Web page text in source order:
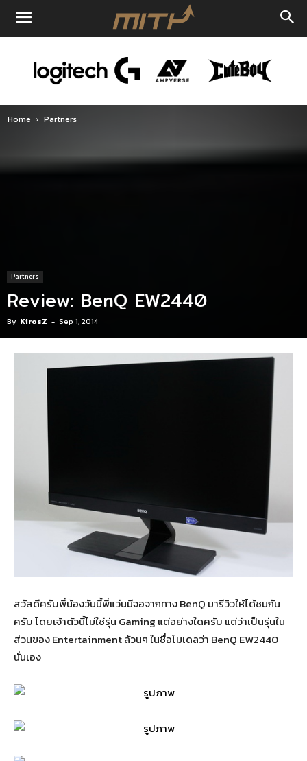
Home Partners
Partners
Review: BenQ EW2440
By KirosZ - Sep 1, 2014
สวัสดีครับพี่น้องวันนี้พี่แว่นมีจอจากทาง BenQ มารีวิวให้ได้ชมกัน
ครับ โดยเจ้าตัวนี้ไม่ใช่รุ่น Gaming แต่อย่างใดครับ แต่ว่าเป็นรุ่นใน
ส่วนของ Entertainment ล้วนๆ ในชื่อโมเดลว่า BenQ EW2440
นั่นเอง